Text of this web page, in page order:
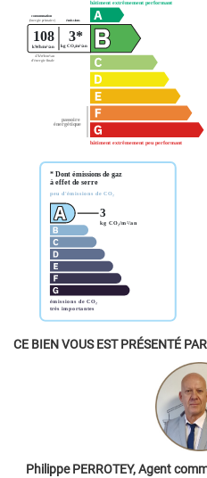
CE BIEN VOUS EST PRÉSENTÉ
Philippe PERROTEY, Agent